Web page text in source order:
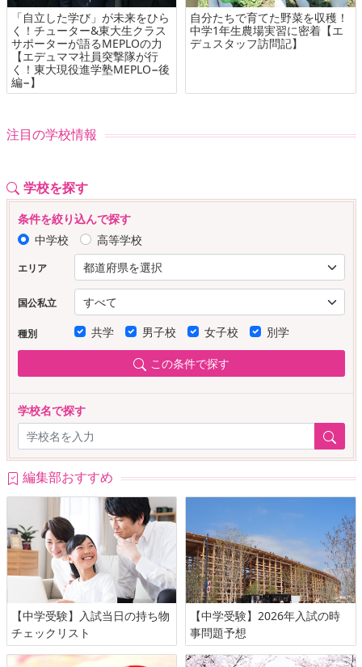
「自立した学び」が未来をひら
く！チューター&東大生クラス
サポーターが語るMEPLOの力
【エデュママ社員突撃隊が行
く！東大現役進学塾MEPLO−後
編−】
自分たちで育てた野菜を収穫！
中学1年生農場実習に密着【エ
デュスタッフ訪問記】
注目の学校情報
学校を探す
条件を絞り込んで探す
中学校
高等学校
エリア
国公私立
種別 共学 男子校 女子校 別学
この条件で探す
学校名で探す
編集部おすすめ
【中学受験】入試当日の持ち物
チェックリスト
【中学受験】2026年入試の時
事問題予想